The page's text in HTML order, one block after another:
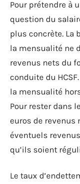
Pour prétendre à
question du
plus concrète. La
la mensualité ne
revenus nets du
conduite du
la mensualité
Pour rester dans
euros de
éventuels
qu’ils soient
Le taux